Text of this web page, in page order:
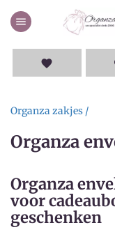
menu
favorite
Organza zakjes /
Organza
Organza
voor
geschenken